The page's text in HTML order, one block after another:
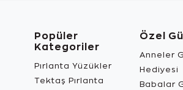
Popüler
Kategoriler
Pırlanta Yüzükler
Tektaş Pırlanta
Özel
Anneler
Hediyesi
Babalar